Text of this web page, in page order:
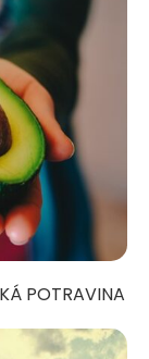
POTRAVINA